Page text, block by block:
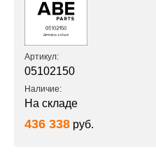
Артикул:
05102150
Наличие:
На складе
436 338 руб.